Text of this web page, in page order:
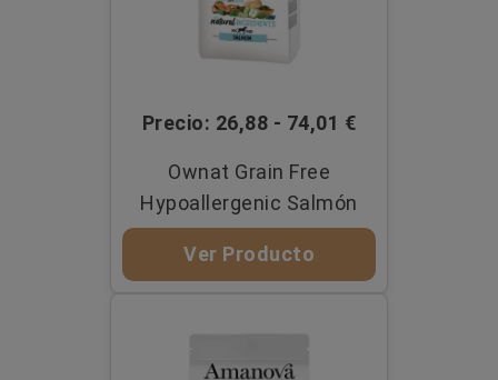
Precio: 26,88 - 74,01 €
Ownat Grain Free
Hypoallergenic Salmón
Ver Producto